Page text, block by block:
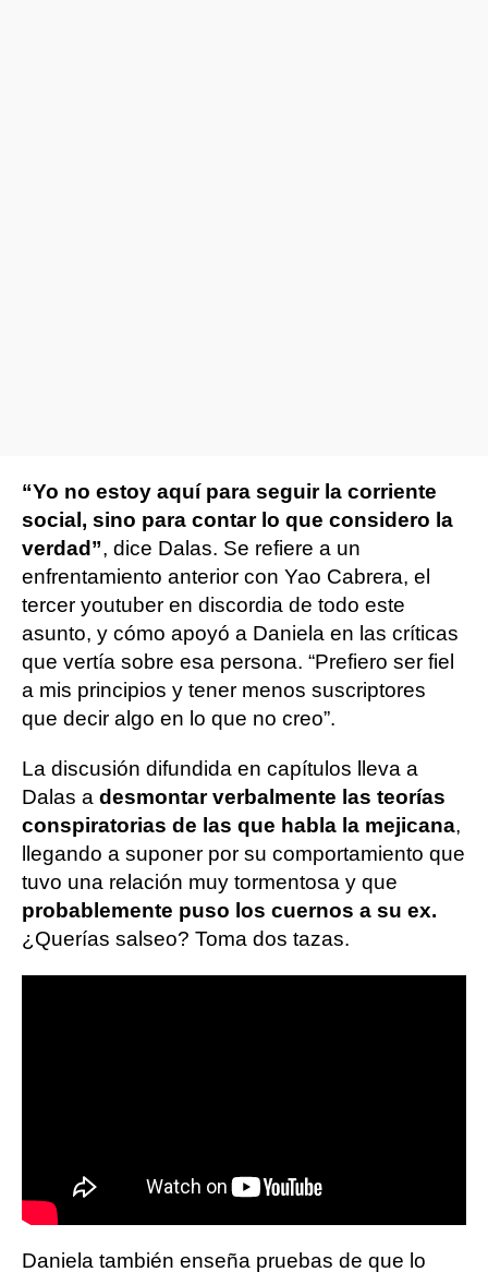
“Yo no estoy aquí para seguir la corriente
social, sino para contar lo que considero la
verdad”, dice Dalas. Se refiere a un
enfrentamiento anterior con Yao Cabrera, el
tercer youtuber en discordia de todo este
asunto, y cómo apoyó a Daniela en las críticas
que vertía sobre esa persona. “Prefiero ser fiel
a mis principios y tener menos suscriptores
que decir algo en lo que no creo”.
La discusión difundida en capítulos lleva a
Dalas a desmontar verbalmente las teorías
conspiratorias de las que habla la mejicana,
llegando a suponer por su comportamiento que
tuvo una relación muy tormentosa y que
probablemente puso los cuernos a su ex.
¿Querías salseo? Toma dos tazas.
Daniela también enseña pruebas de que lo